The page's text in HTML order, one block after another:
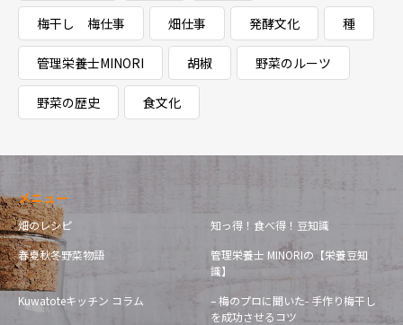
梅干し 梅仕事 畑仕事 発酵文化 種
管理栄養士MINORI 胡椒 野菜のルーツ
野菜の歴史 食文化
メニュー
畑のレシピ
知っ得！食べ得！豆知識
春夏秋冬野菜物語
管理栄養士 MINORIの【栄養豆知
識】
Kuwatoteキッチン コラム
– 梅のプロに聞いた- 手作り梅干し
を成功させるコツ